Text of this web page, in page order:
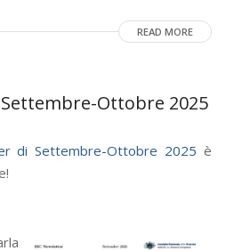
READ MORE
Ottobre 2025
di Settembre-Ottobre 2025 è